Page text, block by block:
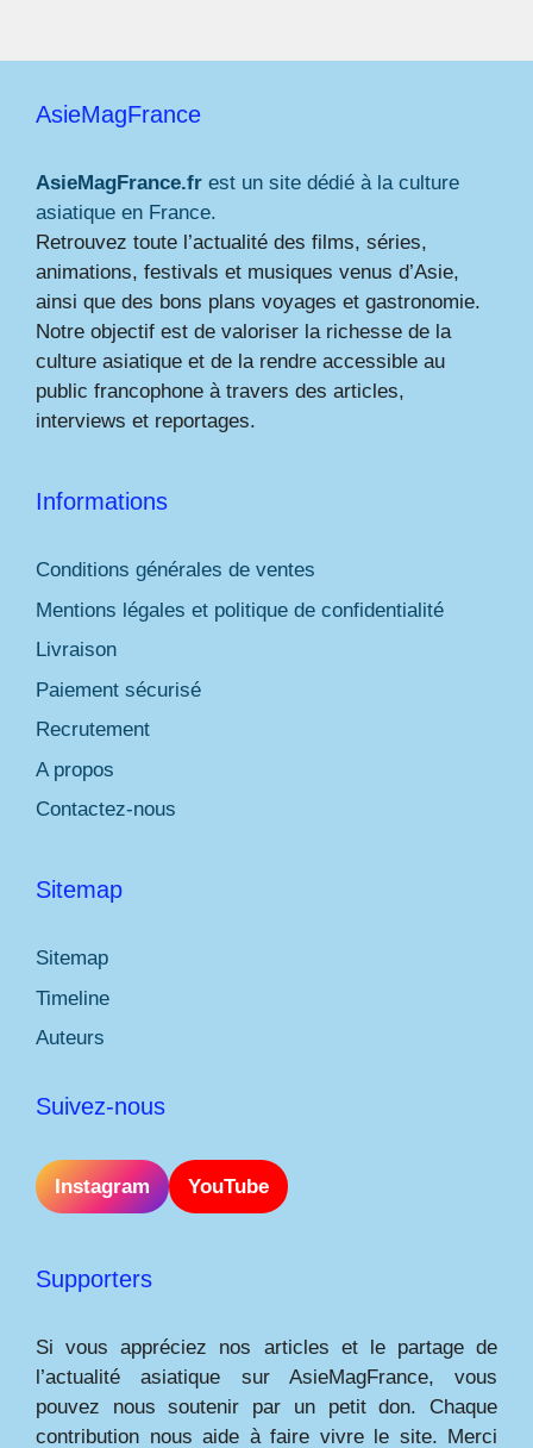
AsieMagFrance
AsieMagFrance.fr est un site dédié à la culture
asiatique en France.
Retrouvez toute l’actualité des films, séries,
animations, festivals et musiques venus d’Asie,
ainsi que des bons plans voyages et gastronomie.
Notre objectif est de valoriser la richesse de la
culture asiatique et de la rendre accessible au
public francophone à travers des articles,
interviews et reportages.
Informations
Conditions générales de ventes
Mentions légales et politique de confidentialité
Livraison
Paiement sécurisé
Recrutement
A propos
Contactez-nous
Sitemap
Sitemap
Timeline
Auteurs
Suivez-nous
Instagram YouTube
Supporters
Si vous appréciez nos articles et le partage de
l’actualité asiatique sur AsieMagFrance, vous
pouvez nous soutenir par un petit don. Chaque
contribution nous aide à faire vivre le site. Merci